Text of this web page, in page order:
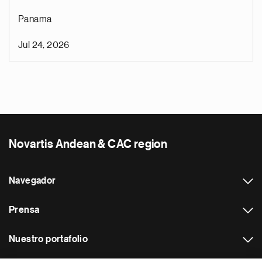
Panama
Jul 24, 2026
Novartis Andean & CAC region
Navegador
Prensa
Nuestro portafolio